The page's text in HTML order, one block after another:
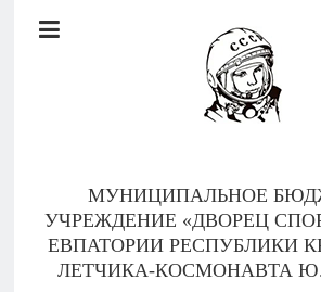
Документы
МУНИЦИПАЛЬНОЕ
УЧРЕЖДЕНИЕ «ДВОРЕЦ
ЕВПАТОРИИ РЕСПУБЛИКИ
ЛЕТЧИКА-КОСМОНАВТА